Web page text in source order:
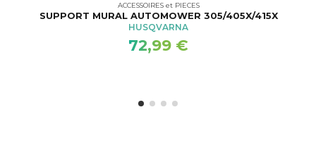
ACCESSOIRES et PIECES
SUPPORT MURAL AUTOMOWER 305/405X/415X
HUSQVARNA
72,99 €